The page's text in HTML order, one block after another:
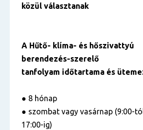
közül választanak
A Hűtő- klíma- és hőszivattyú
berendezés-szerelő
tanfolyam időtartama és
● 8 hónap
● szombat vagy vasárnap (9:00-
17:00-ig)